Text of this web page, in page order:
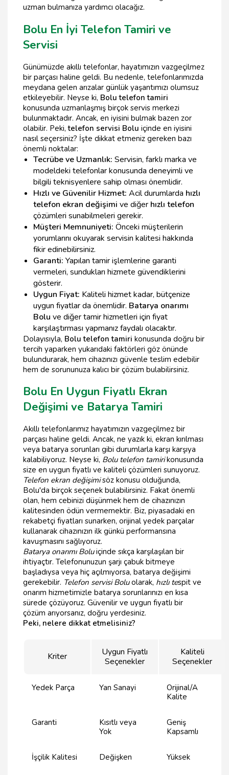
uzman bulmanıza yardımcı olacağız.
Bolu En İyi Telefon Tamiri ve
Servisi
Günümüzde akıllı telefonlar, hayatımızın vazgeçilmez
bir parçası haline geldi. Bu nedenle, telefonlarımızda
meydana gelen arızalar günlük yaşantımızı olumsuz
etkileyebilir. Neyse ki, Bolu telefon tamiri
konusunda uzmanlaşmış birçok servis merkezi
bulunmaktadır. Ancak, en iyisini bulmak bazen zor
olabilir. Peki,telefon servisi Bolu içinde en iyisini
nasıl seçersiniz? İşte dikkat etmeniz gereken bazı
önemli noktalar:
Tecrübe ve Uzmanlık: Servisin, farklı marka ve
modeldeki telefonlar konusunda deneyimli ve
bilgili teknisyenlere sahip olması önemlidir.
Hızlı ve Güvenilir Hizmet: Acil durumlarda hızlı
telefon ekran değişimi ve diğer hızlı telefon
çözümleri sunabilmeleri gerekir.
Müşteri Memnuniyeti: Önceki müşterilerin
yorumlarını okuyarak servisin kalitesi hakkında
fikir edinebilirsiniz.
Garanti: Yapılan tamir işlemlerine garanti
vermeleri, sundukları hizmete güvendiklerini
gösterir.
Uygun Fiyat: Kaliteli hizmet kadar, bütçenize
uygun fiyatlar da önemlidir. Batarya onarımı
Bolu ve diğer tamir hizmetleri için fiyat
karşılaştırması yapmanız faydalı olacaktır.
Dolayısıyla, Bolu telefon tamiri konusunda doğru bir
tercih yaparken yukarıdaki faktörleri göz önünde
bulundurarak, hem cihazınızı güvenle teslim edebilir
hem de sorununuza kalıcı bir çözüm bulabilirsiniz.
Bolu En Uygun Fiyatlı Ekran
Değişimi ve Batarya Tamiri
Akıllı telefonlarımız hayatımızın vazgeçilmez bir
parçası haline geldi. Ancak, ne yazık ki, ekran kırılması
veya batarya sorunları gibi durumlarla karşı karşıya
kalabiliyoruz. Neyse ki, Bolu telefon tamirikonusunda
size en uygun fiyatlı ve kaliteli çözümleri sunuyoruz.
Telefon ekran değişimisöz konusu olduğunda,
Bolu'da birçok seçenek bulabilirsiniz. Fakat önemli
olan, hem cebinizi düşünmek hem de cihazınızın
kalitesinden ödün vermemektir. Biz, piyasadaki en
rekabetçi fiyatları sunarken, orijinal yedek parçalar
kullanarak cihazınızın ilk günkü performansına
kavuşmasını sağlıyoruz.
Batarya onarımı Boluiçinde sıkça karşılaşılan bir
ihtiyaçtır. Telefonunuzun şarjı çabuk bitmeye
başladıysa veya hiç açılmıyorsa, batarya değişimi
gerekebilir. Telefon servisi Boluolarak, hızlı tespit ve
onarım hizmetimizle batarya sorunlarınızı en kısa
sürede çözüyoruz. Güvenilir ve uygun fiyatlı bir
çözüm arıyorsanız, doğru yerdesiniz.
Peki, nelere dikkat etmelisiniz?
Kriter
Uygun Fiyatlı
Seçenekler
Kaliteli
Seçenekler
Yedek Parça Yan Sanayi
Orijinal/A
Kalite
Garanti
Kısıtlı veya
Yok
Geniş
Kapsamlı
İşçilik Kalitesi Değişken Yüksek